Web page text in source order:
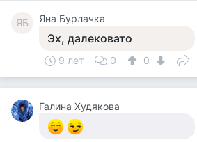
ЯБ Яна Бурлачка
Эх, далековато
9 лет 0 0
Галина Худякова